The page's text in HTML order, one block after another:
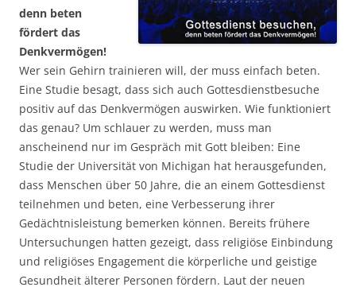
denn beten
fördert das
Denkvermögen!
Wer sein Gehirn trainieren will, der muss einfach beten.
Eine Studie besagt, dass sich auch Gottesdienstbesuche
positiv auf das Denkvermögen auswirken. Wie funktioniert
das genau? Um schlauer zu werden, muss man
anscheinend nur im Gespräch mit Gott bleiben: Eine
Studie der Universität von Michigan hat herausgefunden,
dass Menschen über 50 Jahre, die an einem Gottesdienst
teilnehmen und beten, eine Verbesserung ihrer
Gedächtnisleistung bemerken können. Bereits frühere
Untersuchungen hatten gezeigt, dass religiöse Einbindung
und religiöses Engagement die körperliche und geistige
Gesundheit älterer Personen fördern. Laut der neuen